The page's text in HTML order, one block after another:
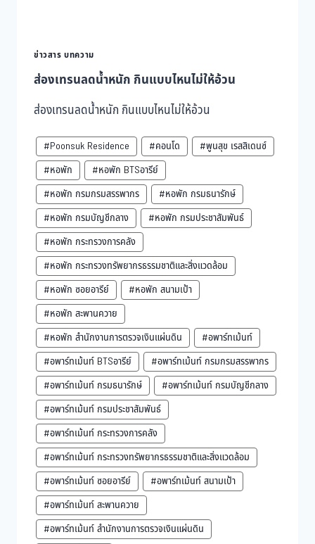
ข่าวสาร บทความ
ส่องเทรนลดน้ำหนัก กินแบบไหนไม่ให้อ้วน
ส่องเทรนลดน้ำหนัก กินแบบไหนไม่ให้อ้วน
#Poonsuk Residence #คอนโด
#พูนสุข เรสสิเดนซ์
#หอพัก
#หอพัก BTSอารีย์
#หอพัก กรมกรมสรรพากร
#หอพัก กรมธนารักษ์
#หอพัก กรมบัญชีกลาง
#หอพัก กรมประชาสัมพันธ์
#หอพัก กระทรวงการคลัง
#หอพัก กระทรวงทรัพยากรธรรมชาติและสิ่งแวดล้อม
#หอพัก ซอยอารีย์
#หอพัก สนามเป้า
#หอพัก สะพานควาย
#หอพัก สำนักงานการตรวจเงินแผ่นดิน
#อพาร์ทเม้นท์
#อพาร์ทเม้นท์ BTSอารีย์
#อพาร์ทเม้นท์ กรมกรมสรรพากร
#อพาร์ทเม้นท์ กรมธนารักษ์
#อพาร์ทเม้นท์ กรมบัญชีกลาง
#อพาร์ทเม้นท์ กรมประชาสัมพันธ์
#อพาร์ทเม้นท์ กระทรวงการคลัง
#อพาร์ทเม้นท์ กระทรวงทรัพยากรธรรมชาติและสิ่งแวดล้อม
#อพาร์ทเม้นท์ ซอยอารีย์
#อพาร์ทเม้นท์ สนามเป้า
#อพาร์ทเม้นท์ สะพานควาย
#อพาร์ทเม้นท์ สำนักงานการตรวจเงินแผ่นดิน